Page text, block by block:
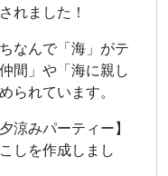
れました！
なんで「海」がテ
間」や「海に親し
られています。
涼みパーティー】
しを作成しまし